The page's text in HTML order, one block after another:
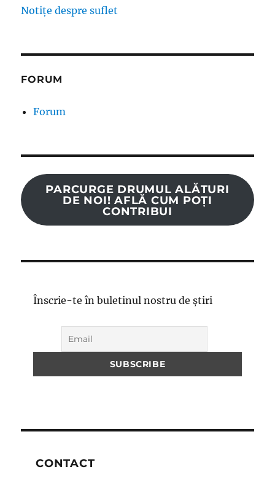
Notițe despre suflet
FORUM
Forum
PARCURGE DRUMUL ALĂTURI
DE NOI! AFLĂ CUM POȚI
CONTRIBUI
Înscrie-te în buletinul nostru de știri
CONTACT